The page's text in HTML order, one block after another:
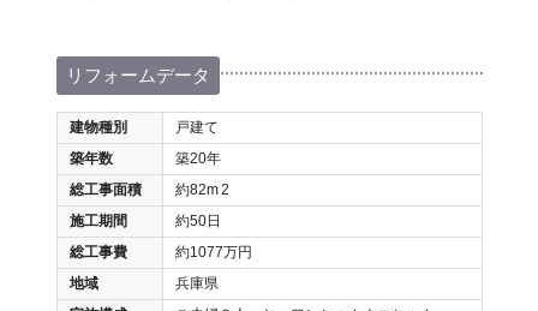
リフォームデータ
建物種別
戸建て
築年数
築20年
総工事面積
約82m2
施工期間
約50日
総工事費
約1077万円
地域
兵庫県